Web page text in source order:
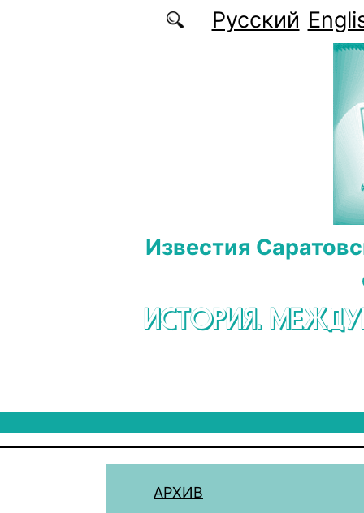
Перейти к основному содержаниюРусский
Известия
ИСТОРИЯ.
АРХИВ